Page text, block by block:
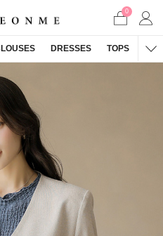
0
DRESSES TOPS